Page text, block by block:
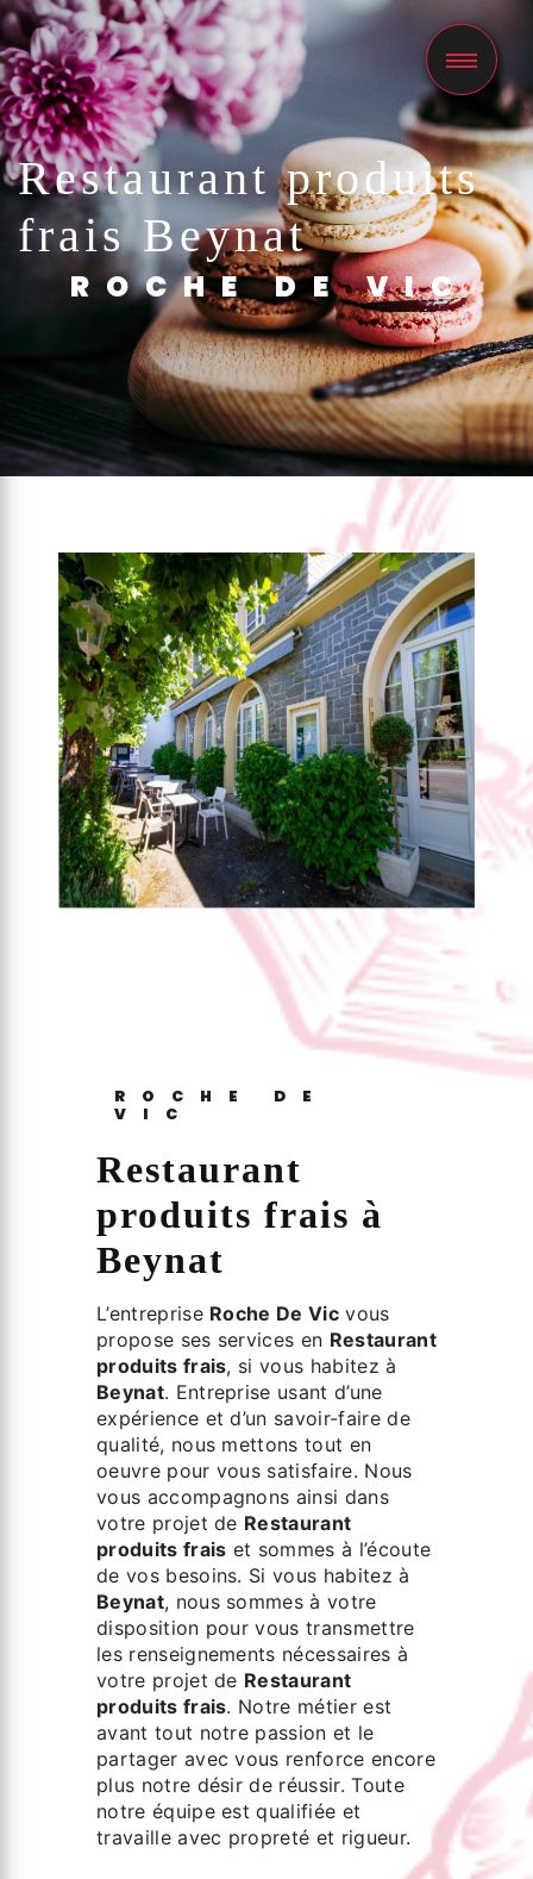
Restaurant produits
frais Beynat
ROCHE DE VIC
ROCHE DE
VIC
Restaurant
produits frais à
Beynat
L’entreprise Roche De Vic vous
propose ses services en Restaurant
produits frais, si vous habitez à
Beynat. Entreprise usant d’une
expérience et d’un savoir-faire de
qualité, nous mettons tout en
oeuvre pour vous satisfaire. Nous
vous accompagnons ainsi dans
votre projet de Restaurant
produits frais et sommes à l’écoute
de vos besoins. Si vous habitez à
Beynat, nous sommes à votre
disposition pour vous transmettre
les renseignements nécessaires à
votre projet de Restaurant
produits frais. Notre métier est
avant tout notre passion et le
partager avec vous renforce encore
plus notre désir de réussir. Toute
notre équipe est qualifiée et
travaille avec propreté et rigueur.
Panneau de gestion des cookies